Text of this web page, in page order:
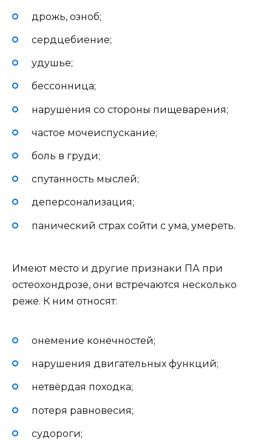
дрожь, озноб;
сердцебиение;
удушье;
бессонница;
нарушения со стороны пищеварения;
частое мочеиспускание;
боль в груди;
спутанность мыслей;
деперсонализация;
панический страх сойти с ума, умереть.
Имеют место и другие признаки ПА при
остеохондрозе, они встречаются несколько
реже. К ним относят:
онемение конечностей;
нарушения двигательных функций;
нетвёрдая походка;
потеря равновесия;
судороги;